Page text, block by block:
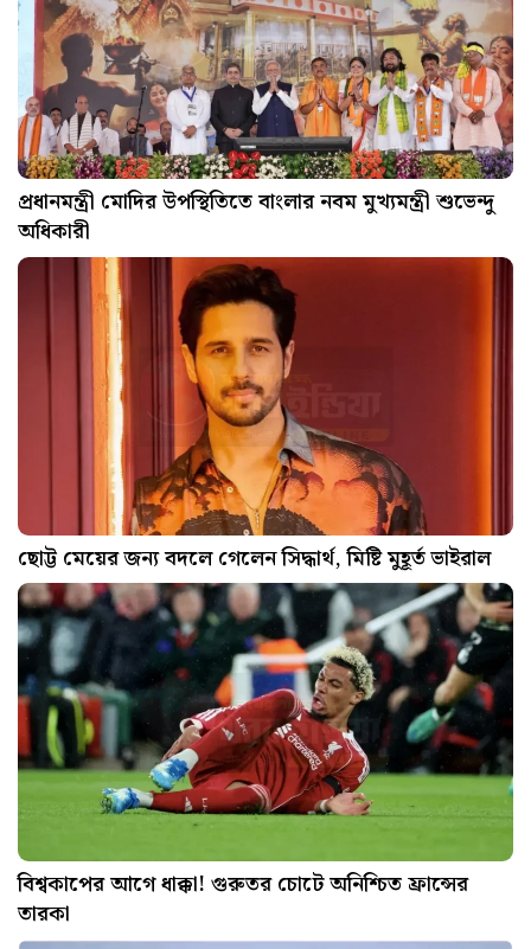
প্রধানমন্ত্রী মোদির উপস্থিতিতে বাংলার নবম মুখ্যমন্ত্রী শুভেন্দু
অধিকারী
ছোট্ট মেয়ের জন্য বদলে গেলেন সিদ্ধার্থ, মিষ্টি মুহূর্ত ভাইরাল
বিশ্বকাপের আগে ধাক্কা! গুরুতর চোটে অনিশ্চিত ফ্রান্সের
তারকা